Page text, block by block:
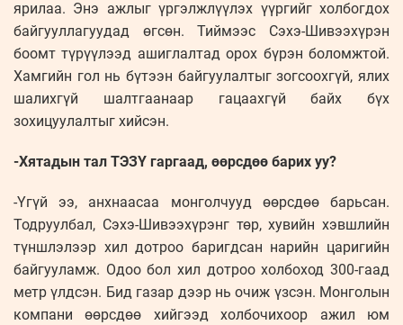
ярилаа. Энэ ажлыг үргэлжлүүлэх үүргийг холбогдох
байгууллагуудад өгсөн. Тиймээс Сэхэ-Шивээхүрэн
боомт түрүүлээд ашиглалтад орох бүрэн боломжтой.
Хамгийн гол нь бүтээн байгуулалтыг зогсоохгүй, ялих
шалихгүй шалтгаанаар гацаахгүй байх бүх
зохицуулалтыг хийсэн.
-Хятадын тал ТЭЗҮ гаргаад, өөрсдөө барих уу?
-Үгүй ээ, анхнаасаа монголчууд өөрсдөө барьсан.
Тодруулбал, Сэхэ-Шивээхүрэнг төр, хувийн хэвшлийн
түншлэлээр хил дотроо баригдсан нарийн царигийн
байгууламж. Одоо бол хил дотроо холбоход 300-гаад
метр үлдсэн. Бид газар дээр нь очиж үзсэн. Монголын
компани өөрсдөө хийгээд холбочихоор ажил юм